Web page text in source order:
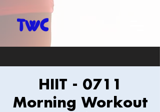
HIIT - 0711
Morning Workout